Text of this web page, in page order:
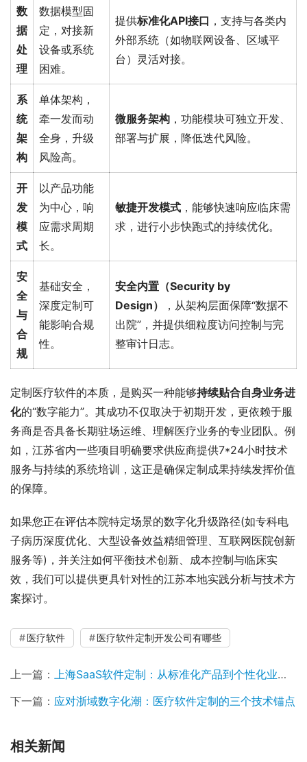
数
据
处
理
数据模型固
定，对接新
设备或系统
困难。
提供标准化API接口 ，支持与各类内
外部系统（如物联网设备、区域平
台）灵活对接。
系
统
架
构
单体架构，
牵一发而动
全身，升级
风险高。
微服务架构 ，功能模块可独立开发、
部署与扩展，降低迭代风险。
开
发
模
式
以产品功能
为中心，响
应需求周期
长。
敏捷开发模式 ，能够快速响应临床需
求，进行小步快跑式的持续优化。
安
全
与
合
规
基础安全，
深度定制可
能影响合规
性。
安全内置（Security by
Design）
，从架构层面保障“数据不
出院”，并提供细粒度访问控制与完
整审计日志。
定制医疗软件的本质，是购买一种能够持续贴合自身业务进
化的“数字能力”。其成功不仅取决于初期开发，更依赖于服
务商是否具备长期驻场运维、理解医疗业务的专业团队。例
如，江苏省内一些项目明确要求供应商提供7*24小时技术
服务与持续的系统培训，这正是确保定制成果持续发挥价值
的保障。
如果您正在评估本院特定场景的数字化升级路径(如专科电
子病历深度优化、大型设备效益精细管理、互联网医院创新
服务等)，并关注如何平衡技术创新、成本控制与临床实
效，我们可以提供更具针对性的江苏本地实践分析与技术方
案探讨。
医疗软件 医疗软件定制开发公司有哪些
上一篇：
上海SaaS软件定制：从标准化产品到个性化业务引擎的技术实现
下一篇： 应对浙域数字化潮：医疗软件定制的三个技术锚点
相关新闻